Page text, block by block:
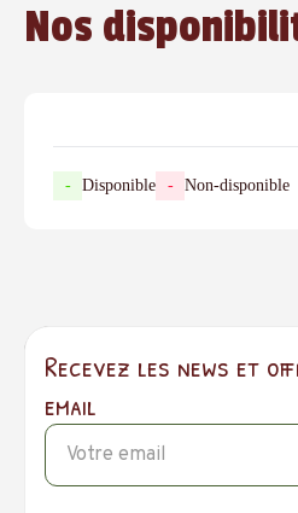
Nos
- Disponible - Non-disponible
Recevez les news et
email